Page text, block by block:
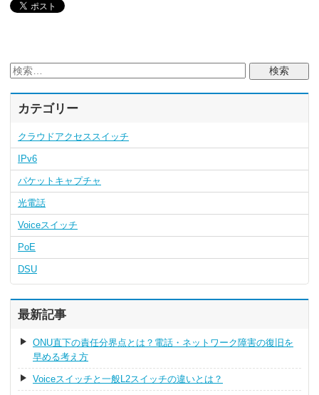
カテゴリー
クラウドアクセススイッチ
IPv6
パケットキャプチャ
光電話
Voiceスイッチ
PoE
DSU
最新記事
ONU直下の責任分界点とは？電話・ネットワーク障害の復旧を
早める考え方
Voiceスイッチと一般L2スイッチの違いとは？